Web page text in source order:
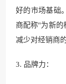
好的市场基础
商配称"为新的
减少对经销商
3. 品牌力：